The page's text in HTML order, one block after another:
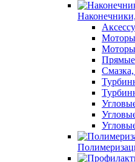
Моторы
Прямые
Смазка,